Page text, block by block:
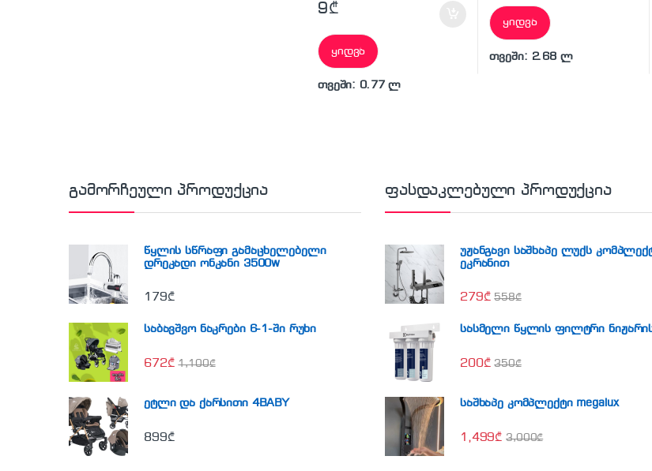
9₾
ყიდვა
თვეში: 0.77 ლ
ყიდვა
თვეში: 2.68 ლ
გამორჩეული პროდუქცია
წყლის სწრაფი გამაცხელებელი
დრეკადი ონკანი 3500w
179₾
საბავშვო ნაკრები 6-1-ში რუხი
672₾ 1,100₾
ეტლი და ქარსითი 4BABY
899₾
ფასდაკლებული პროდუქცია
უჟანგავი საშხაპე ლუქს
ეკრანით
279₾ 558₾
სასმელი წყლის ფილტრი
200₾ 350₾
საშხაპე კომპლექტი megalux
1,499₾ 3,000₾